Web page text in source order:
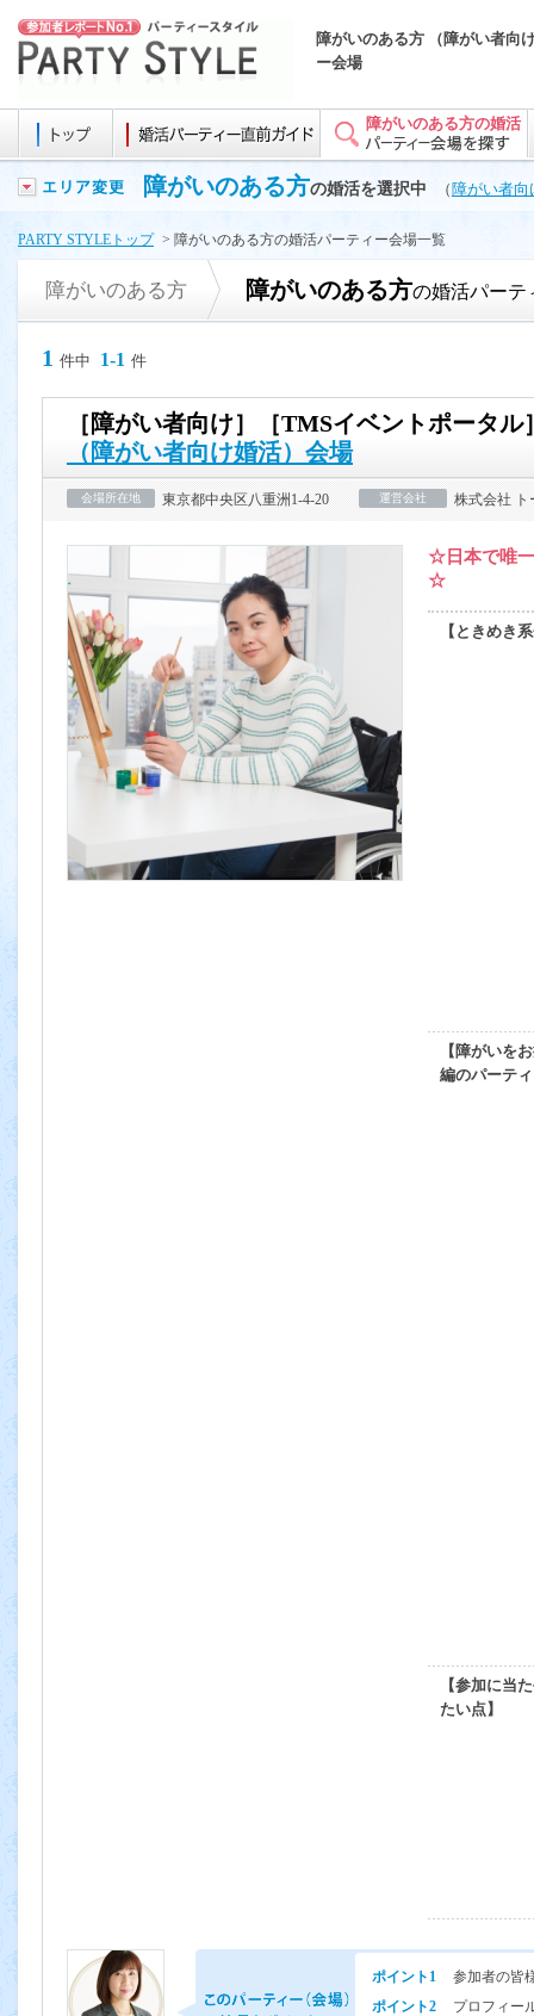
障がいのある方 （障がい者向
ー会場
障がいのある方の婚活
障がいのある方の婚活を選択中 （ 障がい者向
PARTY STYLEトップ > 障がいのある方の婚活パーティー会場一覧
障がいのある方 障がいのある方の婚活パーテ
1 件中 1-1 件
［障がい者向け］［TMSイベントポータル
（障がい者向け婚活）会場
会場所在地 東京都中央区八重洲1-4-20 運営会社 株式会社 ト
☆日本で唯一
☆
【ときめき
【障がいを
編のパーテ
【参加に当
たい点】
ポイント1
参加者の皆
ポイント2
プロフィー